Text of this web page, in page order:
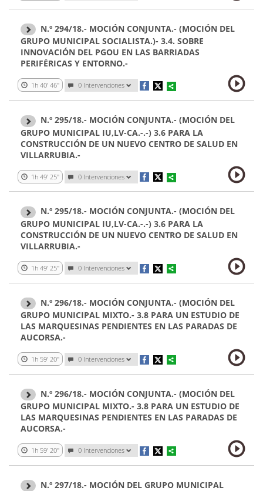
N.º 294/18.- MOCIÓN CONJUNTA.- (MOCIÓN DEL
GRUPO MUNICIPAL SOCIALISTA.)- 3.4. SOBRE
INNOVACIÓN DEL PGOU EN LAS BARRIADAS
PERIFÉRICAS Y ENTORNO.-
1h 40' 46'' 0 Intervenciones
N.º 295/18.- MOCIÓN CONJUNTA.- (MOCIÓN DEL
GRUPO MUNICIPAL IU,LV-CA.-.-) 3.6 PARA LA
CONSTRUCCIÓN DE UN NUEVO CENTRO DE SALUD EN
VILLARRUBIA.-
1h 49' 25'' 0 Intervenciones
N.º 295/18.- MOCIÓN CONJUNTA.- (MOCIÓN DEL
GRUPO MUNICIPAL IU,LV-CA.-.-) 3.6 PARA LA
CONSTRUCCIÓN DE UN NUEVO CENTRO DE SALUD EN
VILLARRUBIA.-
1h 49' 25'' 0 Intervenciones
N.º 296/18.- MOCIÓN CONJUNTA.- (MOCIÓN DEL
GRUPO MUNICIPAL MIXTO.- 3.8 PARA UN ESTUDIO DE
LAS MARQUESINAS PENDIENTES EN LAS PARADAS DE
AUCORSA.-
1h 59' 20'' 0 Intervenciones
N.º 296/18.- MOCIÓN CONJUNTA.- (MOCIÓN DEL
GRUPO MUNICIPAL MIXTO.- 3.8 PARA UN ESTUDIO DE
LAS MARQUESINAS PENDIENTES EN LAS PARADAS DE
AUCORSA.-
1h 59' 20'' 0 Intervenciones
N.º 297/18.- MOCIÓN DEL GRUPO MUNICIPAL